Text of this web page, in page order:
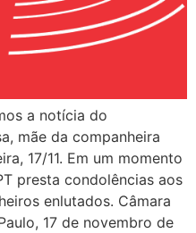
a notícia do
mãe da companheira
17/11. Em um momento
presta condolências aos
enlutados. Câmara
17 de novembro de